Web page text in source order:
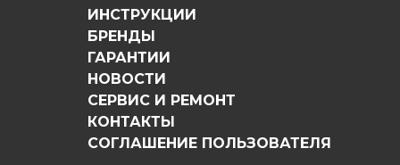
ИНСТРУКЦИИ
БРЕНДЫ
ГАРАНТИИ
НОВОСТИ
СЕРВИС И РЕМОНТ
КОНТАКТЫ
СОГЛАШЕНИЕ ПОЛЬЗОВАТЕЛЯ